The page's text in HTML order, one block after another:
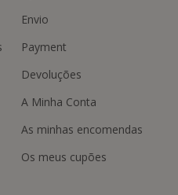
Envio
Payment
Devoluções
A Minha Conta
As minhas encomendas
Os meus cupões